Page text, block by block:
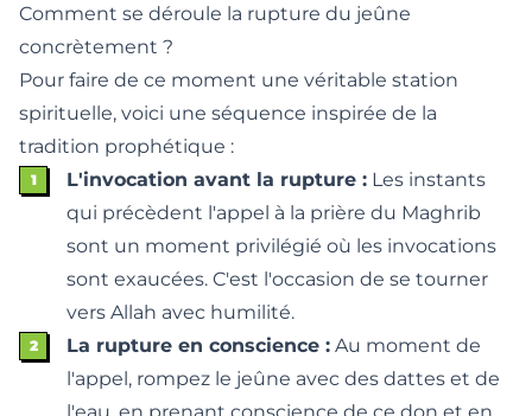
Comment se déroule la rupture du jeûne
concrètement ?
Pour faire de ce moment une véritable station
spirituelle, voici une séquence inspirée de la
tradition prophétique :
L'invocation avant la rupture : Les instants
qui précèdent l'appel à la prière du Maghrib
sont un moment privilégié où les invocations
sont exaucées. C'est l'occasion de se tourner
vers Allah avec humilité.
La rupture en conscience : Au moment de
l'appel, rompez le jeûne avec des dattes et de
l'eau, en prenant conscience de ce don et en